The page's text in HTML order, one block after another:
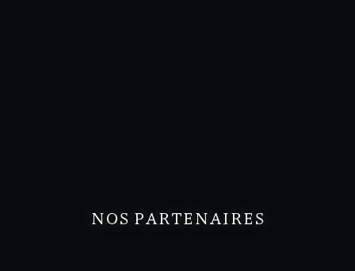
NOS PARTENAIRES